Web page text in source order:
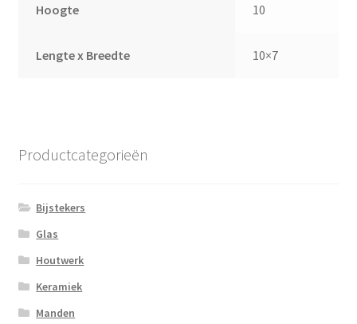
Hoogte 10
Lengte x Breedte 10×7
Productcategorieën
Bijstekers
Glas
Houtwerk
Keramiek
Manden